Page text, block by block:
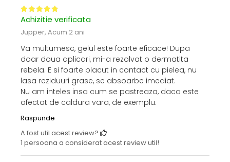
Achizitie verificata
Jupper, Acum 2 ani
Va multumesc, gelul este foarte eficace! Dupa
doar doua aplicari, mi-a rezolvat o dermatita
rebela. E si foarte placut in contact cu pielea, nu
lasa reziduuri grase, se absoarbe imediat.
Nu am inteles insa cum se pastreaza, daca este
afectat de caldura vara, de exemplu.
Raspunde
A fost util acest review?
1 persoana a considerat acest review util!